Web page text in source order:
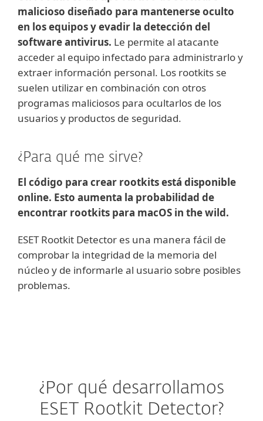
malicioso diseñado para mantenerse oculto
en los equipos y evadir la detección del
software antivirus. Le permite al atacante
acceder al equipo infectado para administrarlo y
extraer información personal. Los rootkits se
suelen utilizar en combinación con otros
programas maliciosos para ocultarlos de los
usuarios y productos de seguridad.
¿Para qué me sirve?
El código para crear rootkits está disponible
online. Esto aumenta la probabilidad de
encontrar rootkits para macOS in the wild.
ESET Rootkit Detector es una manera fácil de
comprobar la integridad de la memoria del
núcleo y de informarle al usuario sobre posibles
problemas.
¿Por qué desarrollamos
ESET Rootkit Detector?